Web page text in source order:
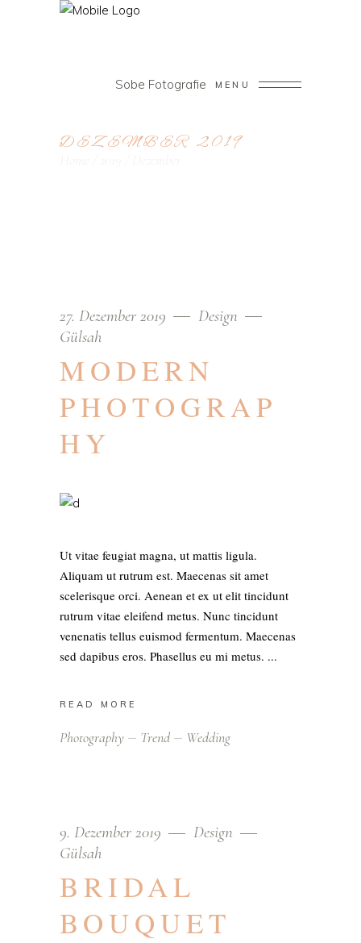
Sobe Fotografie MENU
DEZEMBER 2019
27. Dezember 2019
Design
Gülsah
MODERN
PHOTOGRAP
HY
Ut vitae feugiat magna, ut mattis ligula.
Aliquam ut rutrum est. Maecenas sit amet
scelerisque orci. Aenean et ex ut elit tincidunt
rutrum vitae eleifend metus. Nunc tincidunt
venenatis tellus euismod fermentum. Maecenas
sed dapibus eros. Phasellus eu mi metus.
READ MORE
Photography Trend Wedding
9. Dezember 2019
Design
Gülsah
BRIDAL
BOUQUET